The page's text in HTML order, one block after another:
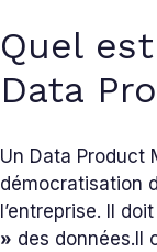
Quel
Data
Un Data Product
démocratisation
l’entreprise. Il
» des données.